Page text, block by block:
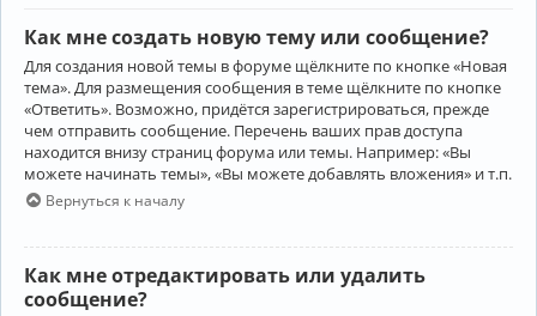
Как мне создать новую тему или сообщение?
Для создания новой темы в форуме щёлкните по кнопке «Новая
тема». Для размещения сообщения в теме щёлкните по кнопке
«Ответить». Возможно, придётся зарегистрироваться, прежде
чем отправить сообщение. Перечень ваших прав доступа
находится внизу страниц форума или темы. Например: «Вы
можете начинать темы», «Вы можете добавлять вложения» и т.п.
Вернуться к началу
Как мне отредактировать или удалить
сообщение?